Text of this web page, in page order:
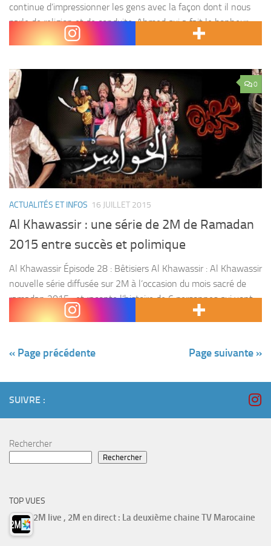
continue d’impressionner les gens avec la façon dont il nous
parle de religion et de conduite. Ahmed qui a fait le bonheur
0
ACTUALITÉS ET INFOS 16 JUILLET 2015
Al Khawassir : une série de 2M de Ramadan
2015 entre succès et polimique
Al Khawassir Épisode 28 : Bêtisiers Al Khawassir : Al Khawassir
nouvelle série diffusée sur 2M à l’occasion du mois sacré de
ramadan 2015 , et raconte l’histoire de 6 personnes qui vont
acheter...
« Page précédente Page suivante »
SUIVRE :
Rechercher
Rechercher
TOP VUES
2M live , 2M en direct : La deuxième chaine TV Marocaine